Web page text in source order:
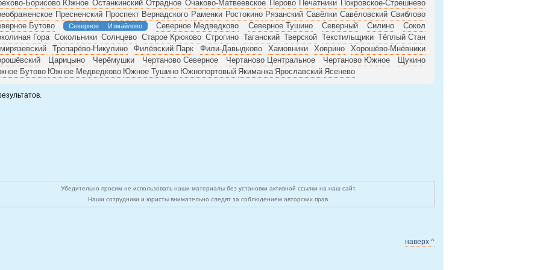
Борисово Южное Останкинский Отрадное Очаково-Матвеевское Перово Печатники Покровское-Стрешнево
Пресненский Проспект Вернадского Раменки Ростокино Рязанский Савёлки Савёловский Свиблово
Бутово
Северное Измайлово Северное Медведково Северное Тушино Северный Силино
Сокол
Гора Сокольники Солнцево Старое Крюково Строгино Таганский Тверской Текстильщики Тёплый Стан
Тропарёво-Никулино Филёвский Парк Фили-Давыдково Хамовники Ховрино
Хорошёво-Мнёвники
Царицыно Черёмушки Чертаново Северное Чертаново Центральное Чертаново Южное
Щукино
Бутово Южное Медведково Южное Тушино Южнопортовый Якиманка Ярославский Ясенево
Убедительно просим не использовать наши материалы без установки активной ссылки на наш сайт.
Наши сотрудники и юристы внимательно следят за соблюдением авторских прав.
наверх ^